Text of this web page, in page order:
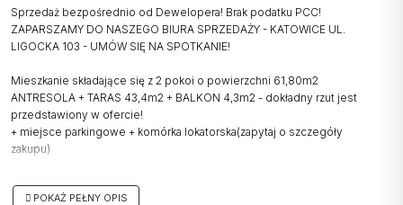
Sprzedaż bezpośrednio od Dewelopera! Brak podatku PCC!
ZAPARSZAMY DO NASZEGO BIURA SPRZEDAŻY - KATOWICE UL.
LIGOCKA 103 - UMÓW SIĘ NA SPOTKANIE!
Mieszkanie składające się z 2 pokoi o powierzchni 61,80m2
ANTRESOLA + TARAS 43,4m2 + BALKON 4,3m2 - dokładny rzut jest
przedstawiony w ofercie!
+ miejsce parkingowe + komórka lokatorska(zapytaj o szczegóły
zakupu)
Nie czekaj! Zarezerwuj swoje eM już dziś!
POKAŻ PEŁNY OPIS